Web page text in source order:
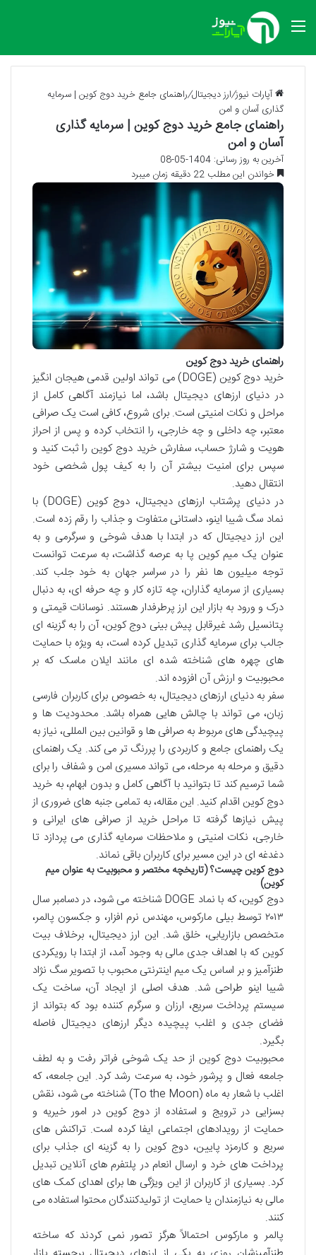
منو
آپارات نیوز/ارز دیجیتال/راهنمای جامع خرید دوج کوین | سرمایه
گذاری آسان و امن
راهنمای جامع خرید دوج کوین | سرمایه گذاری
آسان و امن
آخرین به روز رسانی: 1404-05-08
خواندن این مطلب 22 دقیقه زمان میبرد
راهنمای خرید دوج کوین
خرید دوج کوین (DOGE) می تواند اولین قدمی هیجان انگیز
در دنیای ارزهای دیجیتال باشد، اما نیازمند آگاهی کامل از
مراحل و نکات امنیتی است. برای شروع، کافی است یک صرافی
معتبر، چه داخلی و چه خارجی، را انتخاب کرده و پس از احراز
هویت و شارژ حساب، سفارش خرید دوج کوین را ثبت کنید و
سپس برای امنیت بیشتر آن را به کیف پول شخصی خود
انتقال دهید.
در دنیای پرشتاب ارزهای دیجیتال، دوج کوین (DOGE) با
نماد سگ شیبا اینو، داستانی متفاوت و جذاب را رقم زده است.
این ارز دیجیتال که در ابتدا با هدف شوخی و سرگرمی و به
عنوان یک میم کوین پا به عرصه گذاشت، به سرعت توانست
توجه میلیون ها نفر را در سراسر جهان به خود جلب کند.
بسیاری از سرمایه گذاران، چه تازه کار و چه حرفه ای، به دنبال
درک و ورود به بازار این ارز پرطرفدار هستند. نوسانات قیمتی و
پتانسیل رشد غیرقابل پیش بینی دوج کوین، آن را به گزینه ای
جالب برای سرمایه گذاری تبدیل کرده است، به ویژه با حمایت
های چهره های شناخته شده ای مانند ایلان ماسک که بر
محبوبیت و ارزش آن افزوده اند.
سفر به دنیای ارزهای دیجیتال، به خصوص برای کاربران فارسی
زبان، می تواند با چالش هایی همراه باشد. محدودیت ها و
پیچیدگی های مربوط به صرافی ها و قوانین بین المللی، نیاز به
یک راهنمای جامع و کاربردی را پررنگ تر می کند. یک راهنمای
دقیق و مرحله به مرحله، می تواند مسیری امن و شفاف را برای
شما ترسیم کند تا بتوانید با آگاهی کامل و بدون ابهام، به خرید
دوج کوین اقدام کنید. این مقاله، به تمامی جنبه های ضروری از
پیش نیازها گرفته تا مراحل خرید از صرافی های ایرانی و
خارجی، نکات امنیتی و ملاحظات سرمایه گذاری می پردازد تا
دغدغه ای در این مسیر برای کاربران باقی نماند.
دوج کوین چیست؟ (تاریخچه مختصر و محبوبیت به عنوان میم
کوین)
دوج کوین، که با نماد DOGE شناخته می شود، در دسامبر سال
۲۰۱۳ توسط بیلی مارکوس، مهندس نرم افزار، و جکسون پالمر،
متخصص بازاریابی، خلق شد. این ارز دیجیتال، برخلاف بیت
کوین که با اهداف جدی مالی به وجود آمد، از ابتدا با رویکردی
طنزآمیز و بر اساس یک میم اینترنتی محبوب با تصویر سگ نژاد
شیبا اینو طراحی شد. هدف اصلی از ایجاد آن، ساخت یک
سیستم پرداخت سریع، ارزان و سرگرم کننده بود که بتواند از
فضای جدی و اغلب پیچیده دیگر ارزهای دیجیتال فاصله
بگیرد.
محبوبیت دوج کوین از حد یک شوخی فراتر رفت و به لطف
جامعه فعال و پرشور خود، به سرعت رشد کرد. این جامعه، که
اغلب با شعار به ماه (To the Moon) شناخته می شود، نقش
بسزایی در ترویج و استفاده از دوج کوین در امور خیریه و
حمایت از رویدادهای اجتماعی ایفا کرده است. تراکنش های
سریع و کارمزد پایین، دوج کوین را به گزینه ای جذاب برای
پرداخت های خرد و ارسال انعام در پلتفرم های آنلاین تبدیل
کرد. بسیاری از کاربران از این ویژگی ها برای اهدای کمک های
مالی به نیازمندان یا حمایت از تولیدکنندگان محتوا استفاده می
کنند.
پالمر و مارکوس احتمالاً هرگز تصور نمی کردند که ساخته